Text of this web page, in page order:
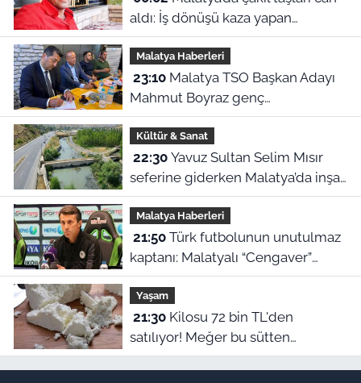
aldı: İş dönüşü kaza yapan
motosikletli hayatını kaybetti
Malatya Haberleri
23:10Malatya TSO Başkan Adayı
Mahmut Boyraz genç
girişimcilerle buluştu
Kültür & Sanat
22:30Yavuz Sultan Selim Mısır
seferine giderken Malatya’da inşa
edildi: Peki, buranın ismi neden
“Nadir?”
Malatya Haberleri
21:50Türk futbolunun unutulmaz
kaptanı: Malatyalı “Cengaver”
Bülent Korkmaz’ın ilham veren
hikayesi
Yaşam
21:30Kilosu 72 bin TL'den
satılıyor! Meğer bu sütten
yapılıyormuş